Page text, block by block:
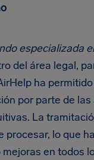
especializada
del área legal,
ha
por parte de
La
lo que
en todos